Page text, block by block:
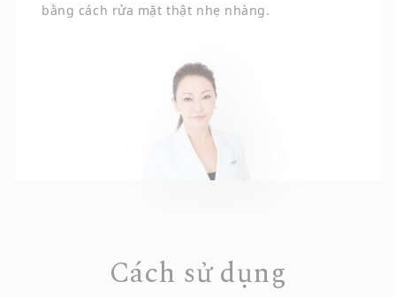
bằng cách rửa mặt thật nhẹ nhàng.
Cách sử dụng